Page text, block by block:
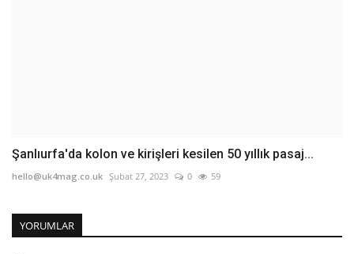
Şanlıurfa'da kolon ve kirişleri kesilen 50 yıllık pasaj...
hello@uk4mag.co.uk Şubat 27, 2023 0 59
YORUMLAR